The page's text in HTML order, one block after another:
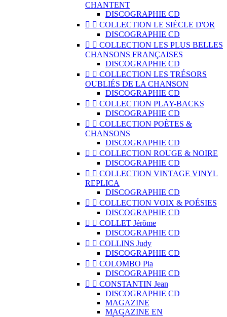
CHANTENT
DISCOGRAPHIE CD
  COLLECTION LE SIÈCLE D'OR
DISCOGRAPHIE CD
  COLLECTION LES PLUS BELLES
CHANSONS FRANÇAISES
DISCOGRAPHIE CD
  COLLECTION LES TRÉSORS
OUBLIÉS DE LA CHANSON
DISCOGRAPHIE CD
  COLLECTION PLAY-BACKS
DISCOGRAPHIE CD
  COLLECTION POÈTES &
CHANSONS
DISCOGRAPHIE CD
  COLLECTION ROUGE & NOIRE
DISCOGRAPHIE CD
  COLLECTION VINTAGE VINYL
REPLICA
DISCOGRAPHIE CD
  COLLECTION VOIX & POÉSIES
DISCOGRAPHIE CD
  COLLET Jérôme
DISCOGRAPHIE CD
  COLLINS Judy
DISCOGRAPHIE CD
  COLOMBO Pia
DISCOGRAPHIE CD
  CONSTANTIN Jean
DISCOGRAPHIE CD
MAGAZINE
MAGAZINE EN